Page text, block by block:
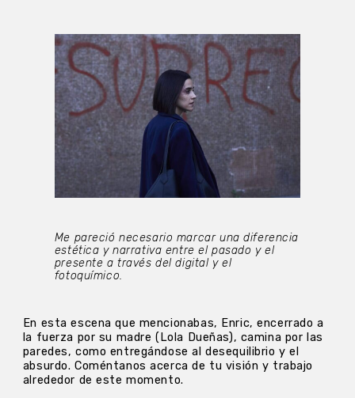
Me pareció necesario marcar una diferencia
estética y narrativa entre el pasado y el
presente a través del digital y el
fotoquímico.
En esta escena que mencionabas, Enric, encerrado a
la fuerza por su madre (Lola Dueñas), camina por las
paredes, como entregándose al desequilibrio y el
absurdo. Coméntanos acerca de tu visión y trabajo
alrededor de este momento.